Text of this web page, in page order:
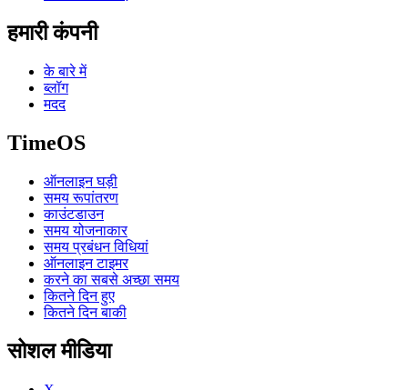
हमारी कंपनी
के बारे में
ब्लॉग
मदद
TimeOS
ऑनलाइन घड़ी
समय रूपांतरण
काउंटडाउन
समय योजनाकार
समय प्रबंधन विधियां
ऑनलाइन टाइमर
करने का सबसे अच्छा समय
कितने दिन हुए
कितने दिन बाकी
सोशल मीडिया